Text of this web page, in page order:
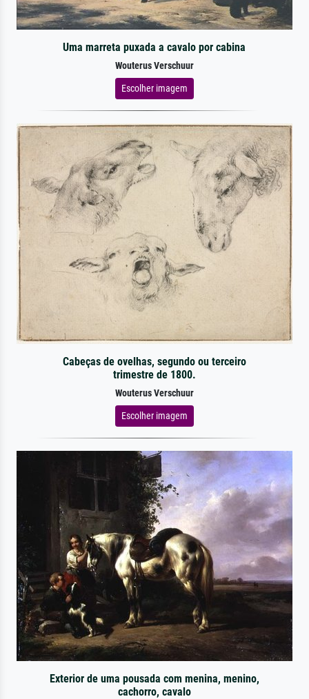
Uma marreta puxada a cavalo por cabina
Wouterus Verschuur
Escolher imagem
Cabeças de ovelhas, segundo ou terceiro
trimestre de 1800.
Wouterus Verschuur
Escolher imagem
Exterior de uma pousada com menina, menino,
cachorro, cavalo